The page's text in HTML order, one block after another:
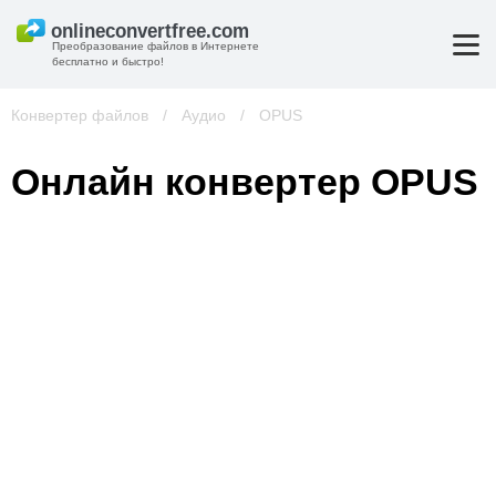
Преобразование файлов в Интернете
бесплатно и быстро!
Конвертер файлов / Аудио / OPUS
Онлайн конвертер OPUS